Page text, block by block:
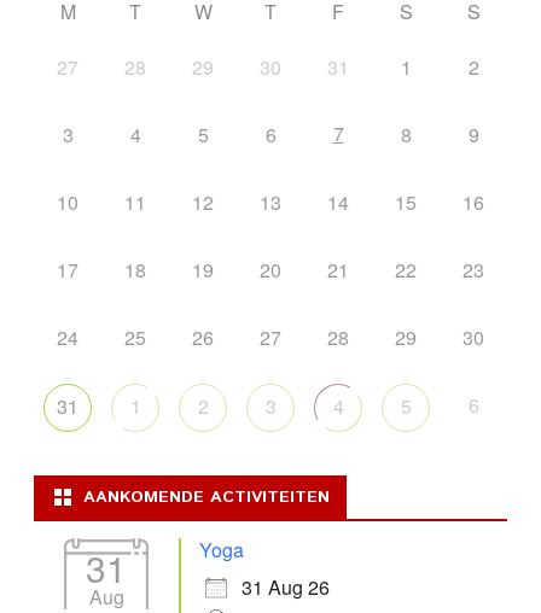
M T W T F S
S
27
28 29 30 31 1 2
3 4 5 6 7 8 9
10 11 12 13 14 15 16
17 18 19 20 21 22 23
24 25 26 27 28 29 30
31 1 2 3 4 5 6
AANKOMENDE ACTIVITEITEN
31
Aug
Yoga
31 Aug 26